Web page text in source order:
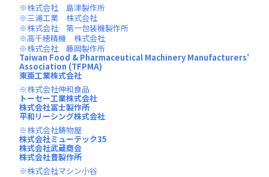
株式会社 島津製作所
三浦工業 株式会社
株式会社 第一包装機製作所
高千穂精機 株式会社
株式会社 藤岡製作所
Taiwan Food & Pharmaceutical Machinery Manufacturers'
Association (TFPMA)
東亜工業株式会社
株式会社伸和食品
トーセー工業株式会社
株式会社冨士製作所
平和リーシング株式会社
株式会社鋳物屋
株式会社ミューテック35
株式会社武蔵商会
株式会社豊製作所
株式会社マシン小谷